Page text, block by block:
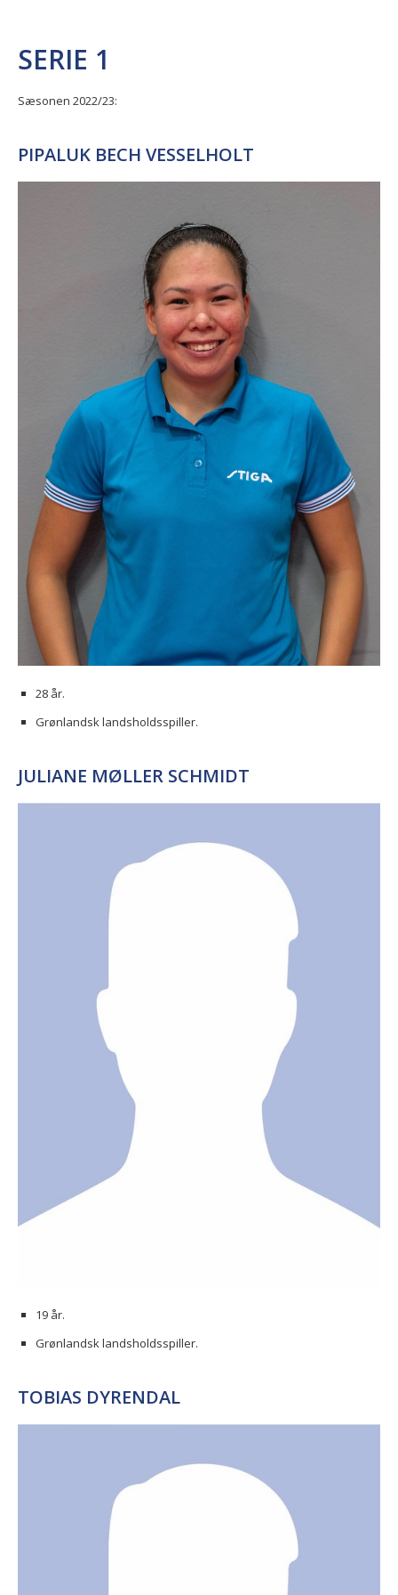
SERIE 1
Sæsonen 2022/23:
PIPALUK BECH VESSELHOLT
28 år.
Grønlandsk landsholdsspiller.
JULIANE MØLLER SCHMIDT
19 år.
Grønlandsk landsholdsspiller.
TOBIAS DYRENDAL